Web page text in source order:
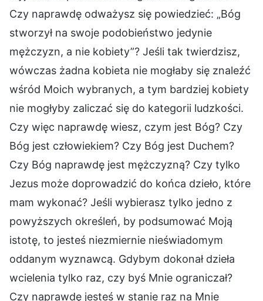
Czy naprawdę odważysz się powiedzieć: „Bóg
stworzył na swoje podobieństwo jedynie
mężczyzn, a nie kobiety”? Jeśli tak twierdzisz,
wówczas żadna kobieta nie mogłaby się znaleźć
wśród Moich wybranych, a tym bardziej kobiety
nie mogłyby zaliczać się do kategorii ludzkości.
Czy więc naprawdę wiesz, czym jest Bóg? Czy
Bóg jest człowiekiem? Czy Bóg jest Duchem?
Czy Bóg naprawdę jest mężczyzną? Czy tylko
Jezus może doprowadzić do końca dzieło, które
mam wykonać? Jeśli wybierasz tylko jedno z
powyższych określeń, by podsumować Moją
istotę, to jesteś niezmiernie nieświadomym
oddanym wyznawcą. Gdybym dokonał dzieła
wcielenia tylko raz, czy byś Mnie ograniczał?
Czy naprawdę jesteś w stanie raz na Mnie